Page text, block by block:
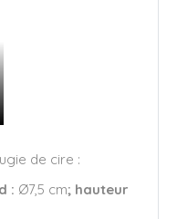
de cire :
: Ø7,5 cm; hauteur